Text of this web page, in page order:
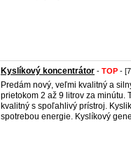
Kyslíkový koncentrátor - TOP -
Predám nový, veľmi kvalitný a
prietokom 2 až 9 litrov za minútu.
kvalitný s spoľahlivý prístroj.
spotrebou energie. Kyslíkový